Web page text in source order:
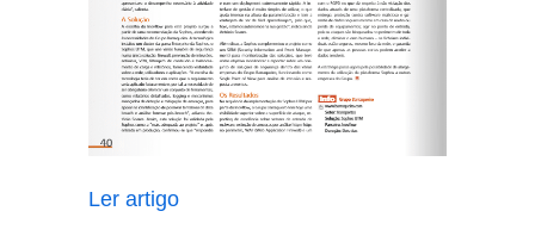
Ler artigo